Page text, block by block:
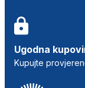
Ugodna
Kupujte